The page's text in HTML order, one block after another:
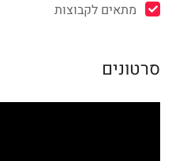
מתאים לקבוצות
סרטונים